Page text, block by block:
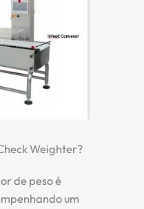
Weighter?
de peso é
um